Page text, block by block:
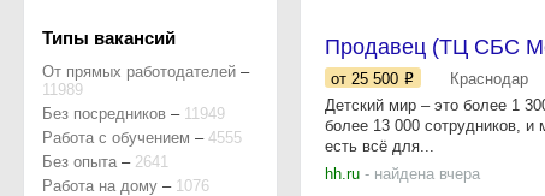
Продавец (ТЦ СБС
от 25 500 Краснодар
Детский мир – это более 1
более 13 000 сотрудников,
есть всё для...
hh.ru - найдена вчера
Типы вакансий
От прямых работодателей –
11989
Без посредников – 11949
Работа с обучением – 4555
Без опыта – 2641
Работа на дому – 1076